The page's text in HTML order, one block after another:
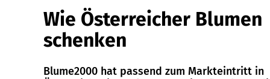
Wie Österreicher Blumen
schenken
Blume2000 hat passend zum Markteintritt in